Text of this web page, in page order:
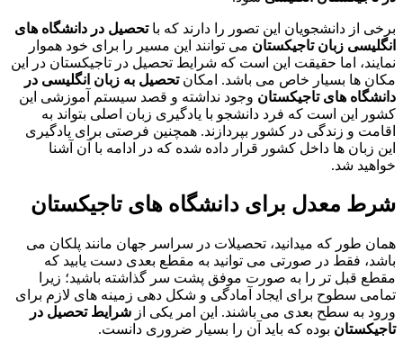
برخی از دانشجویان این تصور را دارند که باتحصیل در دانشگاه های
انگلیسی زبان تاجیکستان می توانند این مسیر را برای خود هموار
نمایند، اما حقیقت این است که شرایط تحصیل در تاجیکستان در این
مکان ها بسیار خاص می باشد. امکانتحصیل به زبان انگلیسی در
دانشگاه های تاجیکستان وجود نداشته و قصد سیستم آموزشی این
کشور این است که فرد دانشجو با یادگیری زبان اصلی بتواند به
اقامت و زندگی در کشور بپردازند. همچنین فرصتی برای یادگیری
این زبان ها داخل کشور قرار داده شده که در ادامه با آن آشنا
خواهید شد.
شرط معدل برای دانشگاه های تاجیکستان
همان طور که میدانید، تحصیلات در سراسر جهان مانند پلکان می
باشد، فقط در صورتی می توانید به مقطع بعدی دست یابید که
مقطع قبل تر را به صورت موفق پشت سر گذاشته باشید؛ زیرا
تمامی سطوح برای ایجاد آمادگی و شکل دهی زمینه های لازم برای
ورود به سطح بعدی می باشند. این امر یکی از شرایط تحصیل در
تاجیکستان بوده که باید آن را بسیار ضروری دانست.